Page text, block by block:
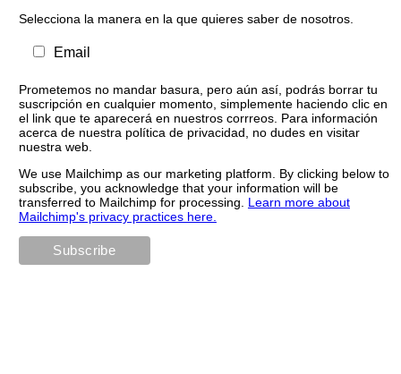
Selecciona la manera en la que quieres saber de nosotros.
Email
Prometemos no mandar basura, pero aún así, podrás borrar tu
suscripción en cualquier momento, simplemente haciendo clic en
el link que te aparecerá en nuestros corrreos. Para información
acerca de nuestra política de privacidad, no dudes en visitar
nuestra web.
We use Mailchimp as our marketing platform. By clicking below to
subscribe, you acknowledge that your information will be
transferred to Mailchimp for processing. Learn more about
Mailchimp's privacy practices here.